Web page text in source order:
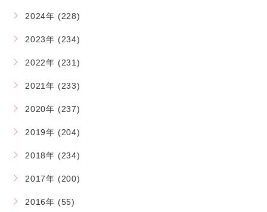
2024年 (228)
2023年 (234)
2022年 (231)
2021年 (233)
2020年 (237)
2019年 (204)
2018年 (234)
2017年 (200)
2016年 (55)